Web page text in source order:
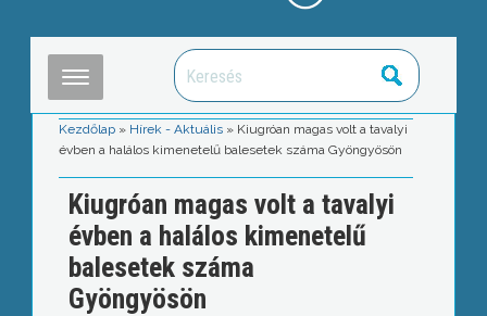
Kezdőlap » Hírek - Aktuális » Kiugróan magas volt a tavalyi
évben a halálos kimenetelű balesetek száma Gyöngyösön
Kiugróan magas volt a tavalyi
évben a halálos kimenetelű
balesetek száma
Gyöngyösön